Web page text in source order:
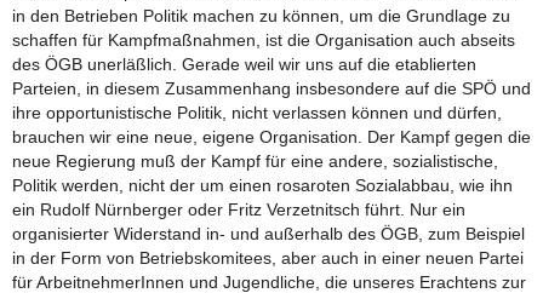
in den Betrieben Politik machen zu können, um die Grundlage zu
schaffen für Kampfmaßnahmen, ist die Organisation auch abseits
des ÖGB unerläßlich. Gerade weil wir uns auf die etablierten
Parteien, in diesem Zusammenhang insbesondere auf die SPÖ und
ihre opportunistische Politik, nicht verlassen können und dürfen,
brauchen wir eine neue, eigene Organisation. Der Kampf gegen die
neue Regierung muß der Kampf für eine andere, sozialistische,
Politik werden, nicht der um einen rosaroten Sozialabbau, wie ihn
ein Rudolf Nürnberger oder Fritz Verzetnitsch führt. Nur ein
organisierter Widerstand in- und außerhalb des ÖGB, zum Beispiel
in der Form von Betriebskomitees, aber auch in einer neuen Partei
für ArbeitnehmerInnen und Jugendliche, die unseres Erachtens zur